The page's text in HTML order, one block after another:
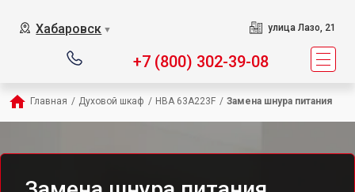
Хабаровск ▼ улица Лазо, 21
+7 (800) 302-39-08
Главная / Духовой шкаф / HBA 63A223F / Замена шнура питания